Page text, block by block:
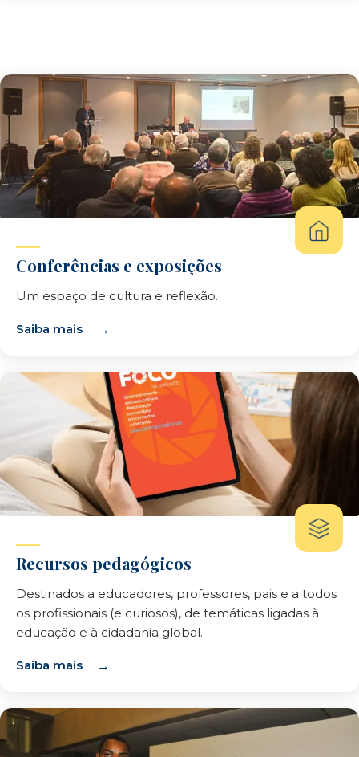
Conferências e exposições
Um espaço de cultura e reflexão.
Saiba mais
Recursos pedagógicos
Destinados a educadores, professores, pais e a todos
os profissionais (e curiosos), de temáticas ligadas à
educação e à cidadania global.
Saiba mais